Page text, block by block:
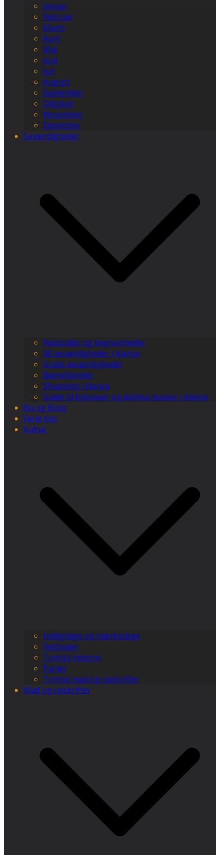
Januar
Februar
Marts
April
Maj
Juni
Juli
August
September
Oktober
November
December
Seværdigheder
Festivaller og begivenheder
30 seværdigheder i Alanya
Gratis seværdigheder
Børnefamilier
Shopping i Alanya
Guide til bybusser og dolmus busser i Alanya
Bo og Bolig
Ferie tips
Kultur
Helligdage og mærkedage
Festivaler
Tyrkisk historie
Parlør
Tyrkisk mad og opskrifter
Mad og opskrifter